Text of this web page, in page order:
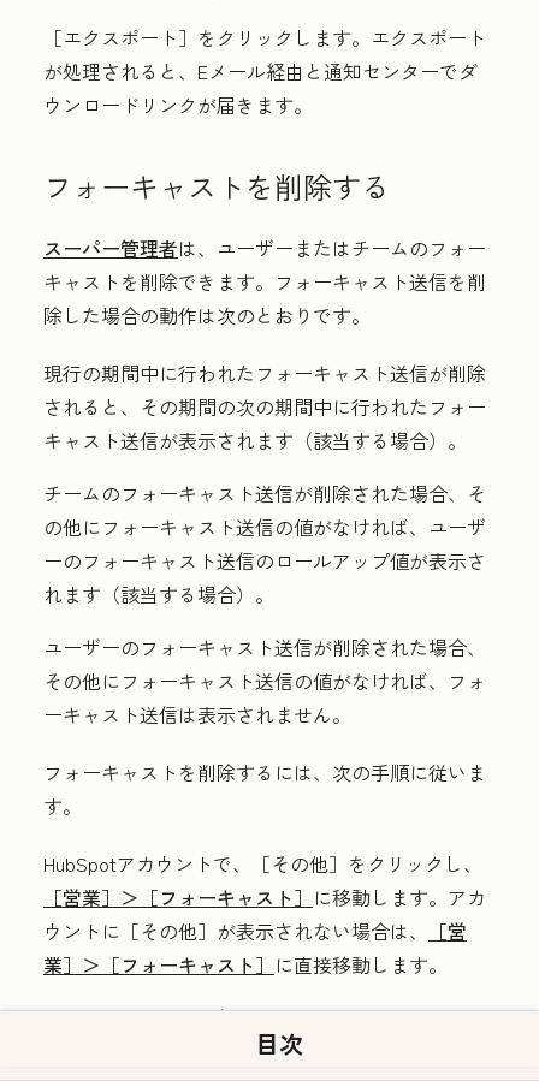
［エクスポート］をクリックします。エクスポート
が処理されると、Eメール経由と通知センターでダ
ウンロードリンクが届きます。
フォーキャストを削除する
スーパー管理者は、ユーザーまたはチームのフォー
キャストを削除できます。フォーキャスト送信を削
除した場合の動作は次のとおりです。
現行の期間中に行われたフォーキャスト送信が削除
されると、その期間の次の期間中に行われたフォー
キャスト送信が表示されます（該当する場合）。
チームのフォーキャスト送信が削除された場合、そ
の他にフォーキャスト送信の値がなければ、ユーザ
ーのフォーキャスト送信のロールアップ値が表示さ
れます（該当する場合）。
ユーザーのフォーキャスト送信が削除された場合、
その他にフォーキャスト送信の値がなければ、フォ
ーキャスト送信は表示されません。
フォーキャストを削除するには、次の手順に従いま
す。
HubSpotアカウントで、
［その他］をクリックし、
［営業］＞ ［フォーキャスト］ に移動します。アカ
ウントに ［その他］が表示されない場合は、
［営
業］＞ ［フォーキャスト］ に直接移動します。
［フォーキャスト送信］列で、カスタムフォーキャ
ストを削除する対象のユーザーまたはチームの横に
目次